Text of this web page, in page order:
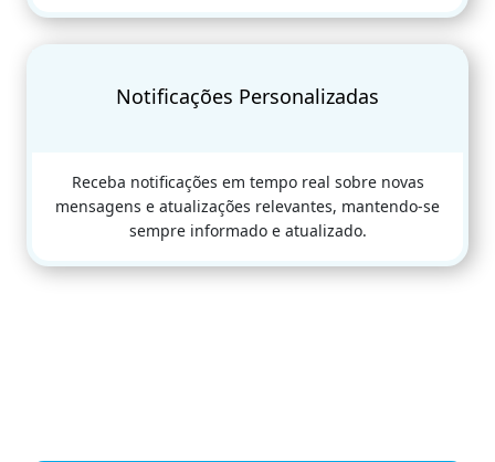
Notificações Personalizadas
Receba notificações em tempo real sobre novas
mensagens e atualizações relevantes, mantendo-se
sempre informado e atualizado.